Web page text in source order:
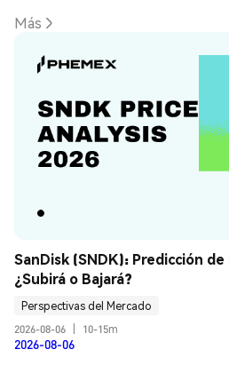
Más
SanDisk (SNDK): Predicción de
¿Subirá o Bajará?
Perspectivas del Mercado
2026-08-06
10-15m
2026-08-06